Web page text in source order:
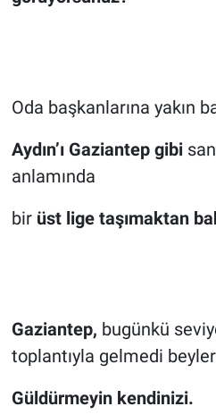
Oda başkanlarına yakın
Aydın’ı Gaziantep gibi
anlamında
bir üst lige taşımaktan
Gaziantep, bugünkü
toplantıyla gelmedi
Güldürmeyin kendinizi.